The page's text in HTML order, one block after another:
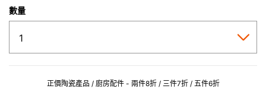
數量
正價陶瓷產品 / 廚房配件 - 兩件8折 / 三件7折 / 五件6折